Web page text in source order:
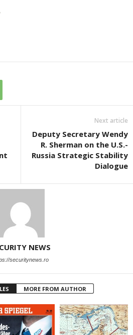
Next article
Deputy Secretary Wendy
R. Sherman on the U.S.-
Russia Strategic Stability
Dialogue
NEWS
securitynews.ro
MORE FROM AUTHOR